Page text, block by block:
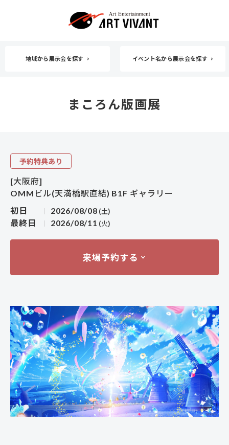
地域から展示会を探す イベント名から展示会を探す
まころん版画展
予約特典あり
[大阪府]
OMMビル(天満橋駅直結) B1F ギャラリー
初日
2026/08/08 (土)
最終日 2026/08/11 (火)
来場予約する